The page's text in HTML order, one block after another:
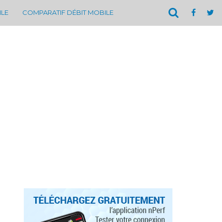
COMPARATIF DÉBIT MOBILE